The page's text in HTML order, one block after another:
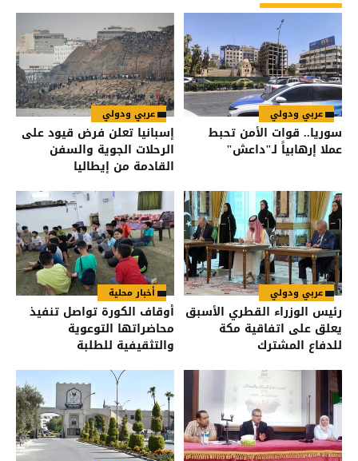
عربي ودولي
سوريا.. قوات الأمن تحبط
عملا إرهابياً لـ"داعش"
عربي ودولي
إسبانيا تعلن فرض قيود على
الرحلات الجوية والسفن
القادمة من إيطاليا
عربي ودولي
رئيس الوزراء القطري الأسبق
يعلق على اتفاقية مكة
للدفاع المشترك
أخبار محلية
أوقاف الكورة تواصل تنفيذ
محاضراتها التوعوية
والتثقيفية للطلبة